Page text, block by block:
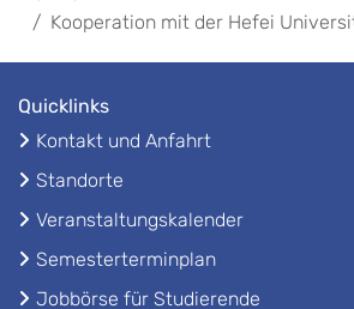
Kooperation mit der Hefei
Quicklinks
Kontakt und Anfahrt
Standorte
Veranstaltungskalender
Semesterterminplan
Jobbörse für Studierende